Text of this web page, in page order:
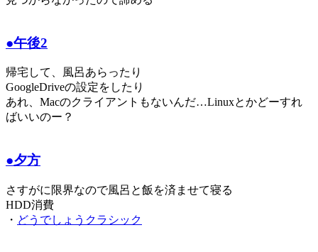
●午後2
帰宅して、風呂あらったり
GoogleDriveの設定をしたり
あれ、Macのクライアントもないんだ…Linuxとかどーすれ
ばいいのー？
●夕方
さすがに限界なので風呂と飯を済ませて寝る
HDD消費
・ どうでしょうクラシック